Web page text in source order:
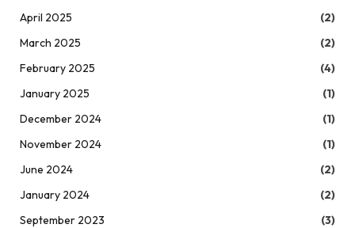
April 2025
(2)
March 2025
(2)
February 2025
(4)
January 2025
(1)
December 2024
(1)
November 2024
(1)
June 2024
(2)
January 2024
(2)
September 2023
(3)